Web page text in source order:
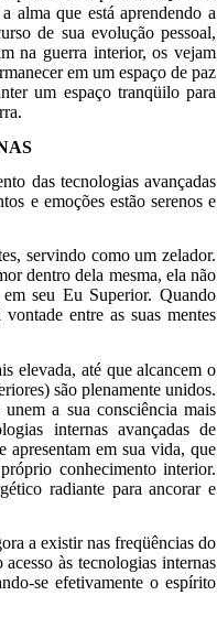
alma que está aprendendo a
de sua evolução pessoal,
na guerra interior, os vejam
em um espaço de paz
um espaço tranqüilo para
das tecnologias avançadas
e emoções estão serenos e
servindo como um zelador.
dentro dela mesma, ela não
seu Eu Superior. Quando
entre as suas mentes
elevada, até que alcancem o
são plenamente unidos.
a sua consciência mais
internas avançadas de
apresentam em sua vida, que
conhecimento interior.
radiante para ancorar e
a existir nas freqüências do
às tecnologias internas
se efetivamente o espírito